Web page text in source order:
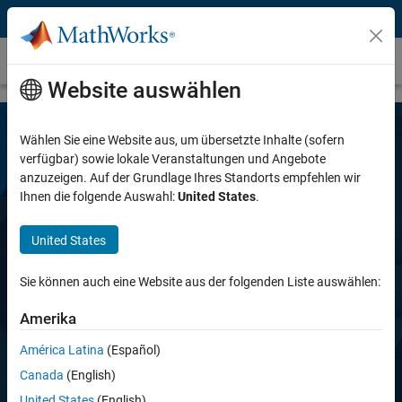
Weiter zum Inhalt
Polyspace Client for Ada
Polyspace Client for Ada
Nachweis der Abwesenheit von
Laufzeitfehlern im Quellcode
Kostenlose Testversion anfordern
Website auswählen
Wählen Sie eine Website aus, um übersetzte Inhalte (sofern
verfügbar) sowie lokale Veranstaltungen und Angebote
anzuzeigen. Auf der Grundlage Ihres Standorts empfehlen wir
Ihnen die folgende Auswahl:United States.
United States
Sie können auch eine Website aus der folgenden Liste auswählen:
Amerika
América Latina (Español)
Canada (English)